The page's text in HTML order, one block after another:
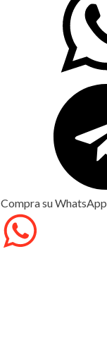
Compra su WhatsApp